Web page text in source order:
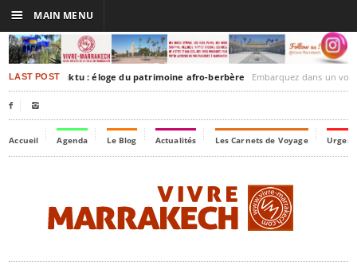
LAST POSTTimbuktu : éloge du patrimoine afro-berbère Embarquez dans un voyage culturel dans le
 
Accueil Agenda Le Blog Actualités Les Carnets de Voyage
☰ MAIN MENU